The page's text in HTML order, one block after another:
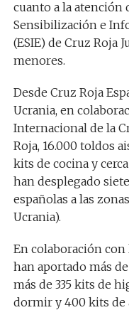
cuanto a la atención
Sensibilización e
(ESIE) de Cruz Roja
menores.
Desde Cruz Roja
Ucrania, en
Internacional de la
Roja, 16.000 toldos
kits de cocina y
han desplegado
españolas a las
Ucrania).
En colaboración con
han aportado más
más de 335 kits de
dormir y 400 kits de